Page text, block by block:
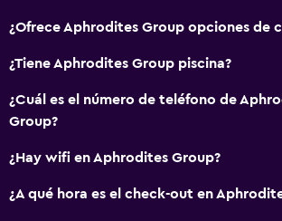
¿Ofrece Aphrodites Group opciones de
¿Tiene Aphrodites Group piscina?
¿Cuál es el número de teléfono de
Group?
¿Hay wifi en Aphrodites Group?
¿A qué hora es el check-out en